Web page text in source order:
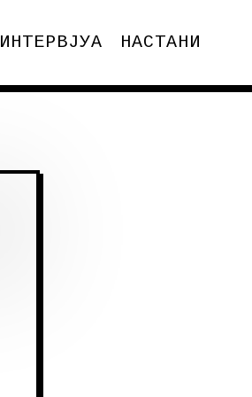
ИНТЕРВЈУА НАСТАНИ